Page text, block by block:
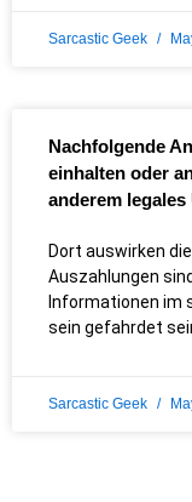
Sarcastic Geek
Nachfolgende
einhalten oder
anderem legales
Dort auswirken
Auszahlungen
Informationen im
sein gefahrdet
Sarcastic Geek